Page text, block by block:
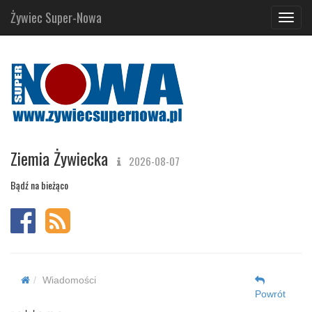
Żywiec Super-Nowa
Ziemia Żywiecka 2026-08-07
Bądź na bieżąco
Wiadomości
Powrót